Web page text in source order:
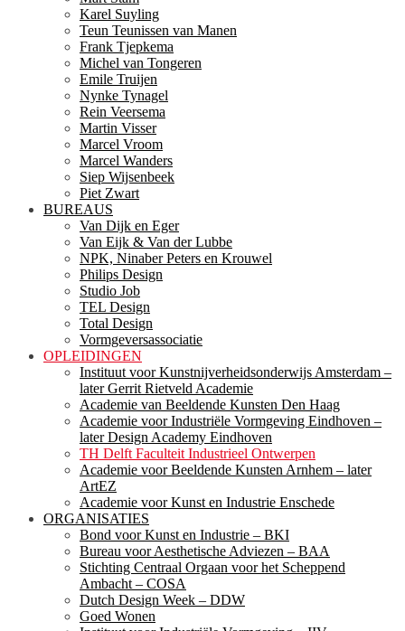
Karel Suyling
Teun Teunissen van Manen
Frank Tjepkema
Michel van Tongeren
Emile Truijen
Nynke Tynagel
Rein Veersema
Martin Visser
Marcel Vroom
Marcel Wanders
Siep Wijsenbeek
Piet Zwart
BUREAUS
Van Dijk en Eger
Van Eijk & Van der Lubbe
NPK, Ninaber Peters en Krouwel
Philips Design
Studio Job
TEL Design
Total Design
Vormgeversassociatie
OPLEIDINGEN
Instituut voor Kunstnijverheidsonderwijs Amsterdam –
later Gerrit Rietveld Academie
Academie van Beeldende Kunsten Den Haag
Academie voor Industriële Vormgeving Eindhoven –
later Design Academy Eindhoven
TH Delft Faculteit Industrieel Ontwerpen
Academie voor Beeldende Kunsten Arnhem – later
ArtEZ
Academie voor Kunst en Industrie Enschede
ORGANISATIES
Bond voor Kunst en Industrie – BKI
Bureau voor Aesthetische Adviezen – BAA
Stichting Centraal Orgaan voor het Scheppend
Ambacht – COSA
Dutch Design Week – DDW
Goed Wonen